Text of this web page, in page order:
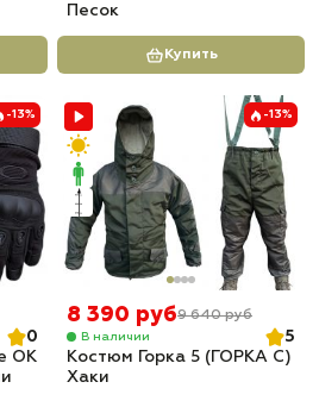
Песок
Купить
-13%
0
OK
-13%
8 390 руб9 640 руб
В наличии
5
Костюм Горка 5 (ГОРКА С)
Хаки